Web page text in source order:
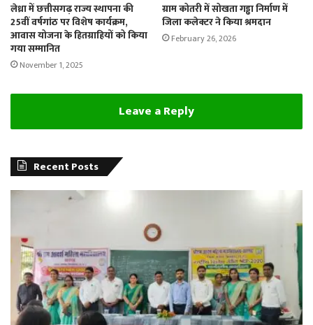
लेध्रा में छत्तीसगढ़ राज्य स्थापना की
25वीं वर्षगांठ पर विशेष कार्यक्रम,
आवास योजना के हितग्राहियों को किया
गया सम्मानित
November 1, 2025
ग्राम कोतरी में सोखता गड्ढा निर्माण में
जिला कलेक्टर ने किया श्रमदान
February 26, 2026
Leave a Reply
Recent Posts